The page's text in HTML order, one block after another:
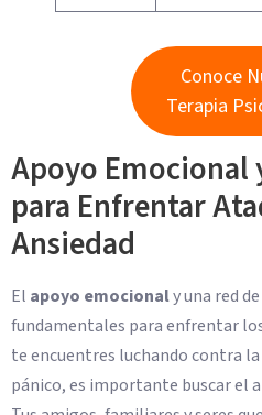
Conoce
Terapia
Apoyo Emocional
para Enfrentar
Ansiedad
El apoyo emocionaly una red
fundamentales para enfrentar
te encuentres luchando contra la
pánico, es importante buscar el